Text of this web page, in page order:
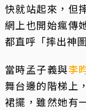
快就站起來，但
網上也開始瘋傳
都直呼「摔出神
當時孟子義與李
舞台邊的階梯上
裙擺，雖然她有